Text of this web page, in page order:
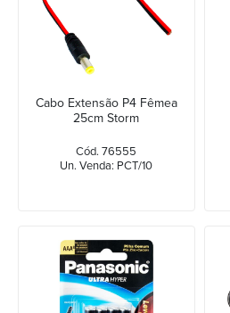
Cabo Extensão P4 Fêmea
25cm Storm
Cód. 76555
Un. Venda: PCT/10